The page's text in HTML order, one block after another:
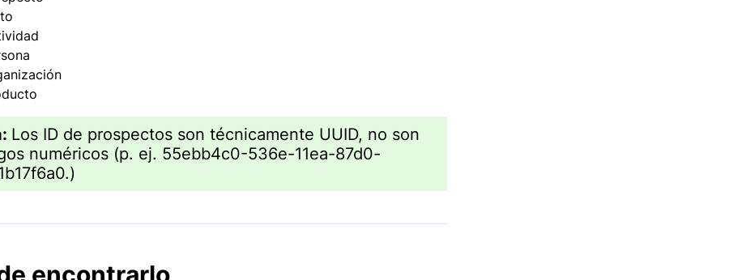
Los ID de prospectos son técnicamente UUID, no son
numéricos (p. ej. 55ebb4c0-536e-11ea-87d0-